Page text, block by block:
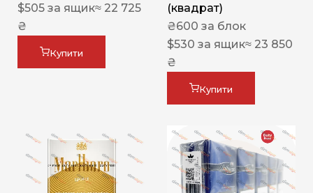
$505 за ящик≈ 22 725
₴
Купити
(квадрат)
₴600 за блок
$530 за ящик≈ 23 850
₴
Купити